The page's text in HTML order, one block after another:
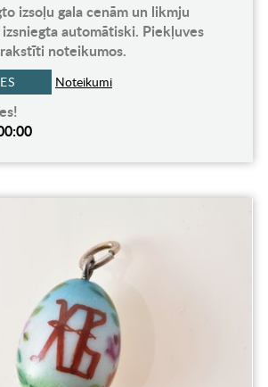
izsoļu gala cenām un likmju
automātiski. Piekļuves
noteikumos.
Noteikumi